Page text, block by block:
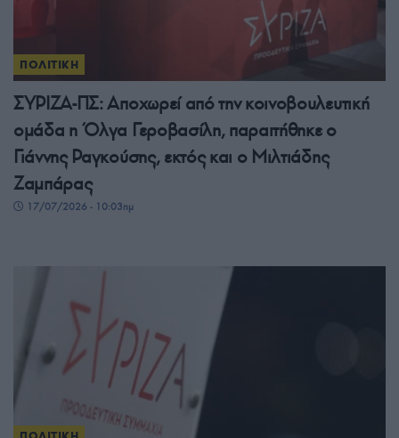
ΠΟΛΙΤΙΚΗ
ΣΥΡΙΖΑ-ΠΣ: Αποχωρεί από την κοινοβουλευτική
ομάδα η Όλγα Γεροβασίλη, παραιτήθηκε ο
Γιάννης Ραγκούσης, εκτός και ο Μιλτιάδης
Ζαμπάρας
17/07/2026 - 10:03πμ